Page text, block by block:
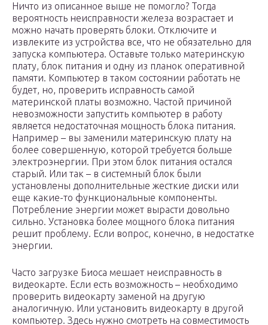
Ничто из описанное выше не помогло? Тогда
вероятность неисправности железа возрастает и
можно начать проверять блоки. Отключите и
извлеките из устройства все, что не обязательно для
запуска компьютера. Оставьте только материнскую
плату, блок питания и одну из планок оперативной
памяти. Компьютер в таком состоянии работать не
будет, но, проверить исправность самой
материнской платы возможно. Частой причиной
невозможности запустить компьютер в работу
является недостаточная мощность блока питания.
Например – вы заменили материнскую плату на
более совершенную, которой требуется больше
электроэнергии. При этом блок питания остался
старый. Или так – в системный блок были
установлены дополнительные жесткие диски или
еще какие-то функциональные компоненты.
Потребление энергии может вырасти довольно
сильно. Установка более мощного блока питания
решит проблему. Если вопрос, конечно, в недостатке
энергии.
Часто загрузке Биоса мешает неисправность в
видеокарте. Если есть возможность – необходимо
проверить видеокарту заменой на другую
аналогичную. Или установить видеокарту в другой
компьютер. Здесь нужно смотреть на совместимость